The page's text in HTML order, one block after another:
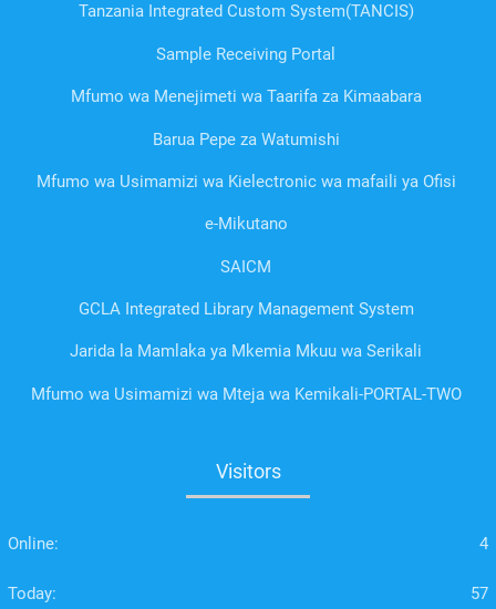
Tanzania Integrated Custom System(TANCIS)
Sample Receiving Portal
Mfumo wa Menejimeti wa Taarifa za Kimaabara
Barua Pepe za Watumishi
Mfumo wa Usimamizi wa Kielectronic wa mafaili ya Ofisi
e-Mikutano
SAICM
GCLA Integrated Library Management System
Jarida la Mamlaka ya Mkemia Mkuu wa Serikali
Mfumo wa Usimamizi wa Mteja wa Kemikali-PORTAL-TWO
Visitors
Online: 4
Today: 57